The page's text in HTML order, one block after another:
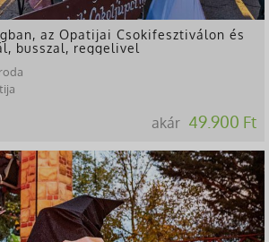
az Opatijai Csokifesztiválon és
busszal, reggelivel
akár 49.900 Ft